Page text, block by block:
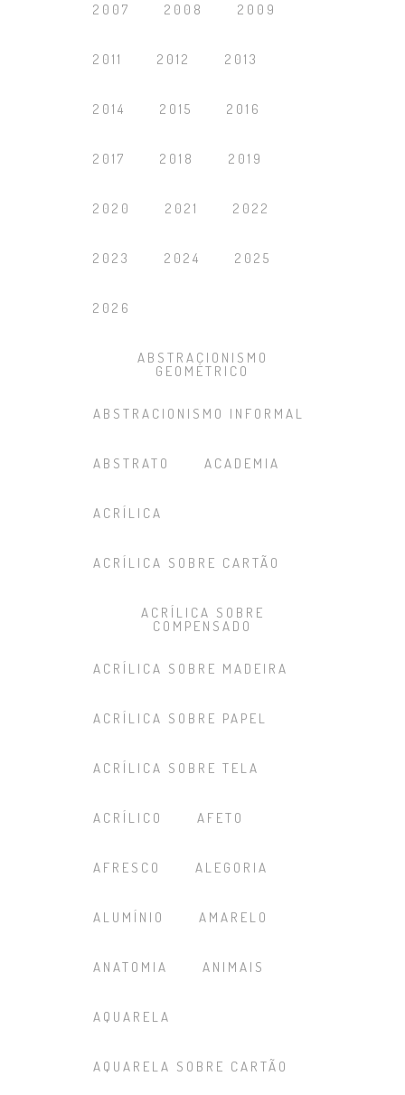
2007 2008 2009
2011 2012 2013
2014 2015 2016
2017 2018 2019
2020 2021 2022
2023 2024 2025
2026
ABSTRACIONISMO
GEOMÉTRICO
ABSTRACIONISMO INFORMAL
ABSTRATO ACADEMIA
ACRÍLICA
ACRÍLICA SOBRE CARTÃO
ACRÍLICA SOBRE
COMPENSADO
ACRÍLICA SOBRE MADEIRA
ACRÍLICA SOBRE PAPEL
ACRÍLICA SOBRE TELA
ACRÍLICO AFETO
AFRESCO ALEGORIA
ALUMÍNIO AMARELO
ANATOMIA ANIMAIS
AQUARELA
AQUARELA SOBRE CARTÃO